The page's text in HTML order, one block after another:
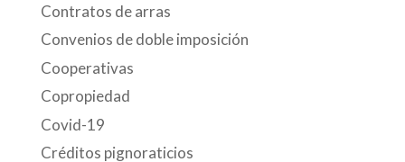
Contratos de arras
Convenios de doble imposición
Cooperativas
Copropiedad
Covid-19
Créditos pignoraticios